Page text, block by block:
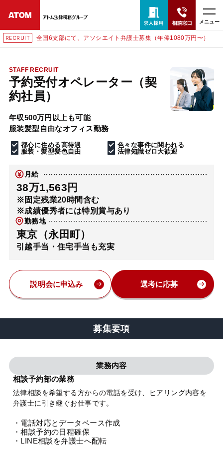
メニュー
RECRUIT 全国6支部にて、アソシエイト弁護士募集（年俸1080万円〜）
STAFF RECRUIT
予約受付オペレーター（契
約社員）
年収500万円以上も可能
服装髪型自由なオフィス勤務
都心に住める高待遇
色々な事件に関われる
服装・髪型髪色自由
法律知識ゼロ大歓迎
月給
38万1,563円
※固定残業20時間含む
※成績優秀者には特別賞与あり
勤務地
東京（永田町）
引越手当・住宅手当も充実
説明会に申込み 選考に応募
募集要項
業務内容
相談予約部の業務
法律相談を希望する方からの電話を受け、ヒアリング内容を
弁護士に引き継ぐお仕事です。
・電話対応とデータベース作成
・相談予約の日程確保
・LINE相談を弁護士へ配転
24時間365日全国対応
無料相談窓口はこちら
電話・LINE・メールで相談予約受付中
ホーム
取扱分野
解決実績
アクセス
弁護士・税理士
費用
特設サイト
相談先情報サイト